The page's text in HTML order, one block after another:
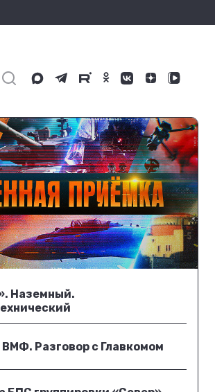
Наземный.
ВМФ. Разговор с Главкомом